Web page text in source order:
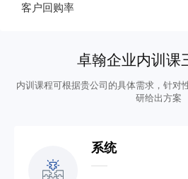
客户回购率
卓翰企业内训课
内训课程可根据贵公司的具体需求，针对
研给出方案
系统